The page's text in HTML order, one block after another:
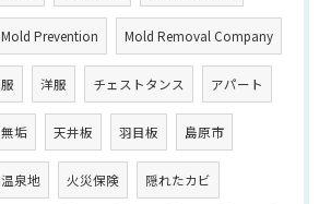
Mold Prevention Mold Removal Company
服 洋服 チェストタンス アパート
無垢 天井板 羽目板 島原市
温泉地 火災保険 隠れたカビ